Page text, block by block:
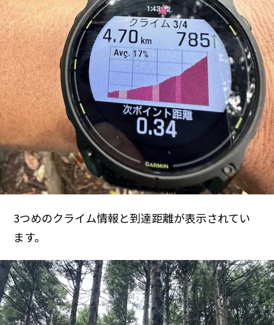
3つめのクライム情報と到達距離が表示されてい
ます。